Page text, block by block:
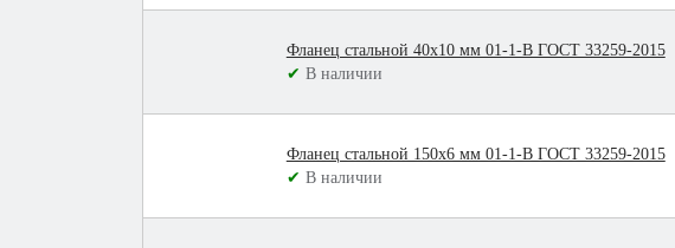
Фланец стальной 40х10 мм 01-1-В ГОСТ 33259-2015
✔ В наличии
Фланец стальной 150х6 мм 01-1-В ГОСТ 33259-2015
✔ В наличии